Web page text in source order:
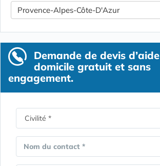
Provence-Alpes-Côte-D'Azur
Demande de devis
domicile gratuit et sans
engagement.
Nom du contact *